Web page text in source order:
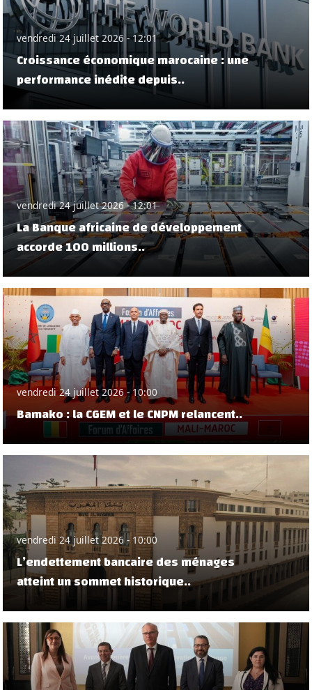
vendredi 24 juillet 2026 - 12:01
Croissance économique marocaine : une
performance inédite depuis..
vendredi 24 juillet 2026 - 12:01
La Banque africaine de développement
accorde 100 millions..
vendredi 24 juillet 2026 - 10:00
Bamako : la CGEM et le CNPM relancent..
vendredi 24 juillet 2026 - 10:00
L’endettement bancaire des ménages
atteint un sommet historique..